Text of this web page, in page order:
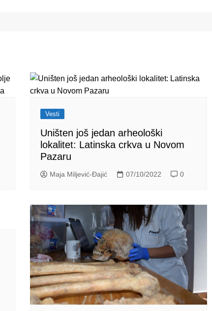
Vesti
Uništen još jedan arheološki
lokalitet: Latinska crkva u Novom
Pazaru
Maja Miljević-Đajić 07/10/2022 0